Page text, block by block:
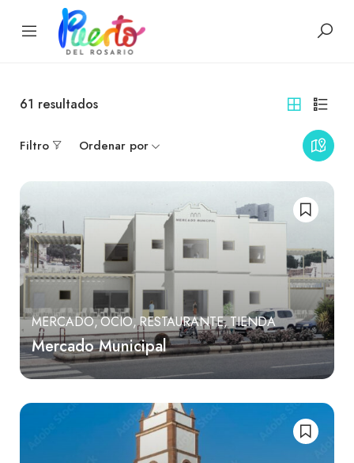
61 resultados
Filtro Ordenar por
MERCADO OCIO RESTAURANTE TIENDA
Mercado Municipal